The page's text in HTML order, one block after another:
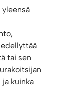
tai sen
ja kuinka